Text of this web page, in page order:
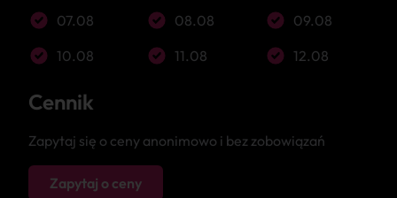
07.08 08.08
09.08
10.08
11.08 12.08
Cennik
Zapytaj się o ceny anonimowo i bez zobowiązań
Zapytaj o ceny